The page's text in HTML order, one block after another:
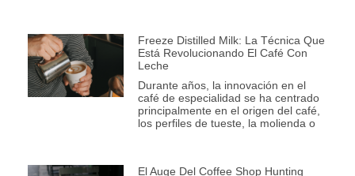
Freeze Distilled Milk: La Técnica Que
Está Revolucionando El Café Con
Leche
Durante años, la innovación en el
café de especialidad se ha centrado
principalmente en el origen del café,
los perfiles de tueste, la molienda o
El Auge Del Coffee Shop Hunting